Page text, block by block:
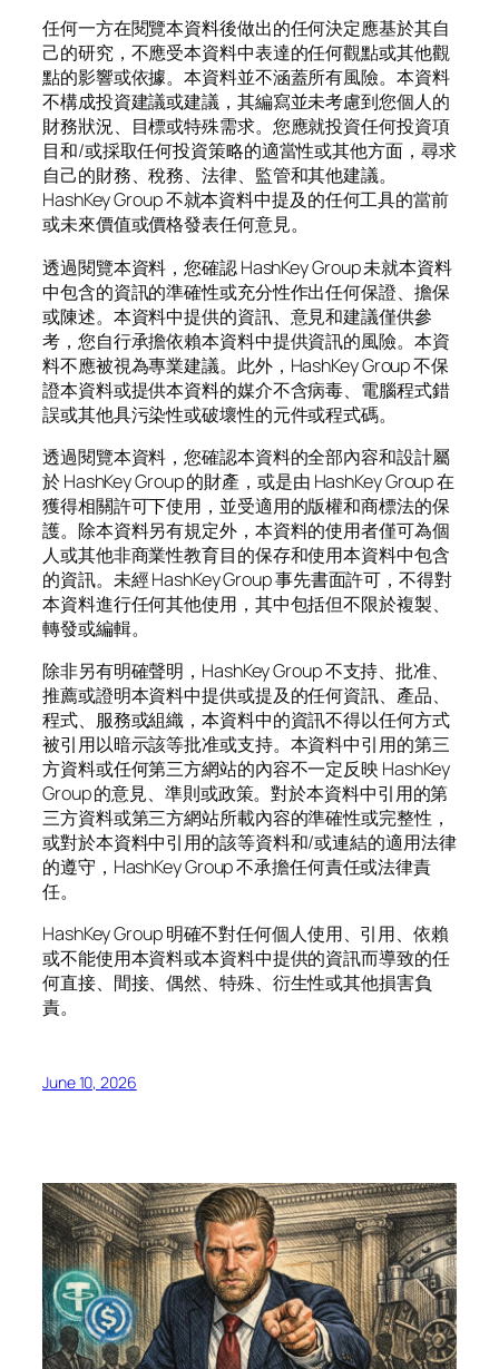
任何一方在閱覽本資料後做出的任何決定應基於其自
己的研究，不應受本資料中表達的任何觀點或其他觀
點的影響或依據。本資料並不涵蓋所有風險。本資料
不構成投資建議或建議，其編寫並未考慮到您個人的
財務狀況、目標或特殊需求。您應就投資任何投資項
目和/或採取任何投資策略的適當性或其他方面，尋求
自己的財務、稅務、法律、監管和其他建議。
HashKey Group 不就本資料中提及的任何工具的當前
或未來價值或價格發表任何意見。
透過閱覽本資料，您確認 HashKey Group 未就本資料
中包含的資訊的準確性或充分性作出任何保證、擔保
或陳述。本資料中提供的資訊、意見和建議僅供參
考，您自行承擔依賴本資料中提供資訊的風險。本資
料不應被視為專業建議。此外，HashKey Group 不保
證本資料或提供本資料的媒介不含病毒、電腦程式錯
誤或其他具污染性或破壞性的元件或程式碼。
透過閱覽本資料，您確認本資料的全部內容和設計屬
於 HashKey Group 的財產，或是由 HashKey Group 在
獲得相關許可下使用，並受適用的版權和商標法的保
護。除本資料另有規定外，本資料的使用者僅可為個
人或其他非商業性教育目的保存和使用本資料中包含
的資訊。未經 HashKey Group 事先書面許可，不得對
本資料進行任何其他使用，其中包括但不限於複製、
轉發或編輯。
除非另有明確聲明，HashKey Group 不支持、批准、
推薦或證明本資料中提供或提及的任何資訊、產品、
程式、服務或組織，本資料中的資訊不得以任何方式
被引用以暗示該等批准或支持。本資料中引用的第三
方資料或任何第三方網站的內容不一定反映 HashKey
Group 的意見、準則或政策。對於本資料中引用的第
三方資料或第三方網站所載內容的準確性或完整性，
或對於本資料中引用的該等資料和/或連結的適用法律
的遵守，HashKey Group 不承擔任何責任或法律責
任。
HashKey Group 明確不對任何個人使用、引用、依賴
或不能使用本資料或本資料中提供的資訊而導致的任
何直接、間接、偶然、特殊、衍生性或其他損害負
責。
June 10, 2026